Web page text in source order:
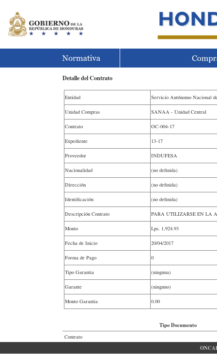
Detalle del Contrato
Entidad Servicio Autónomo Nacional
Unidad Compras SANAA - Unidad Central
Contrato OC-004-17
Expediente 13-17
Proveedor INDUFESA
Nacionalidad (no definida)
Dirección (no definida)
Identificación (no definida)
Descripción Contrato PARA UTILIZARSE EN LA
Monto Lps. 1,924.93
Fecha de Inicio 20/04/2017
Forma de Pago 0
Tipo Garantia (ninguna)
Garante (ninguno)
Monto Garantia 0.00
Tipo Documento
Contrato